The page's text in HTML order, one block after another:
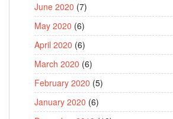
June 2020 (7)
May 2020 (6)
April 2020 (6)
March 2020 (6)
February 2020 (5)
January 2020 (6)